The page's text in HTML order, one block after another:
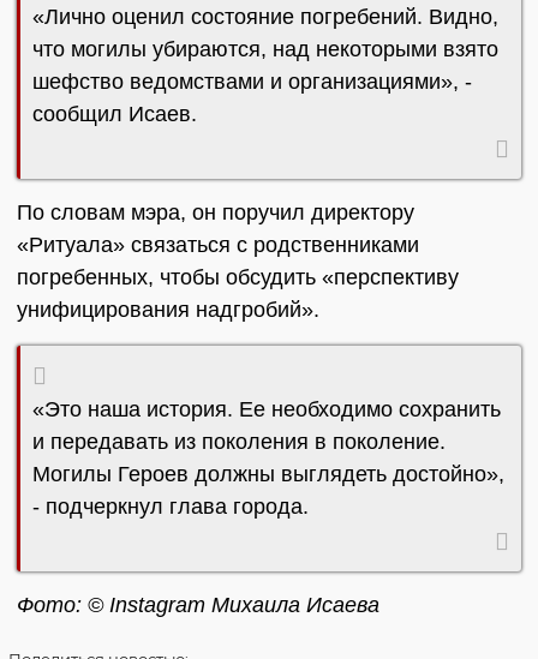
«Лично оценил состояние погребений. Видно,
что могилы убираются, над некоторыми взято
шефство ведомствами и организациями», -
сообщил Исаев.
По словам мэра, он поручил директору
«Ритуала» связаться с родственниками
погребенных, чтобы обсудить «перспективу
унифицирования надгробий».
«Это наша история. Ее необходимо сохранить
и передавать из поколения в поколение.
Могилы Героев должны выглядеть достойно»,
- подчеркнул глава города.
Фото: © Instagram Михаила Исаева